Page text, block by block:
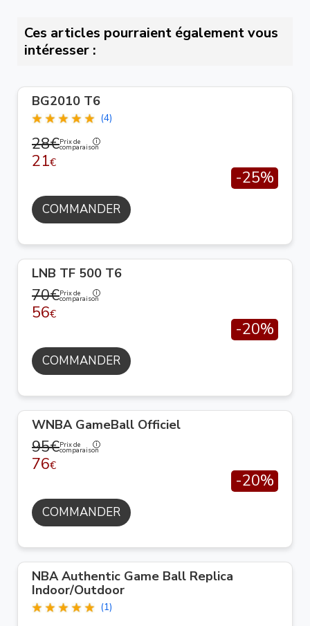
Ces articles pourraient également vous
intéresser :
BG2010 T6
(4)
28€Prix de
comparaison
21€
-25%
COMMANDER
LNB TF 500 T6
70€Prix de
comparaison
56€
-20%
COMMANDER
WNBA GameBall Officiel
95€Prix de
comparaison
76€
-20%
COMMANDER
NBA Authentic Game Ball Replica
Indoor/Outdoor
(1)